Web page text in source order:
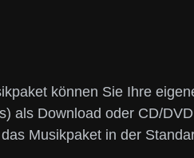
können Sie Ihre
als Download oder CD/
Musikpaket in der